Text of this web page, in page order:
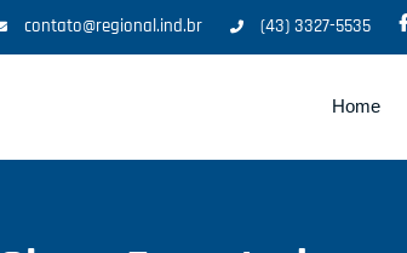
contato@regional.ind.br (43) 3327-5535
Home